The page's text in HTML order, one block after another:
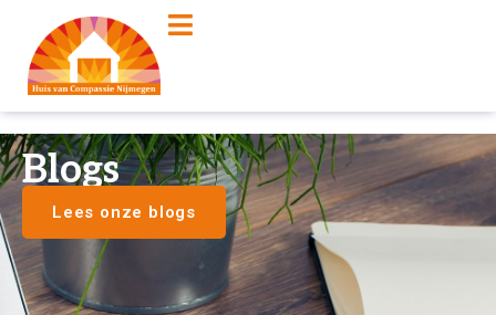
Blogs
Lees onze blogs